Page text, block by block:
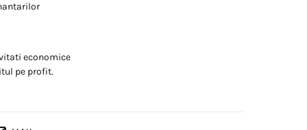
economice
pe profit.